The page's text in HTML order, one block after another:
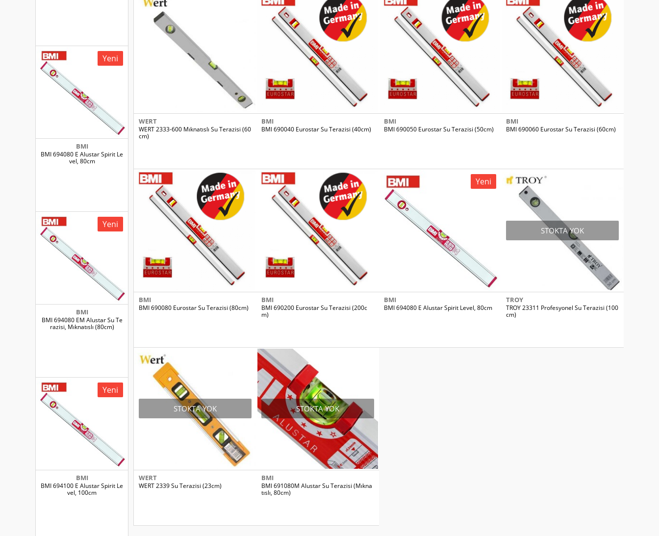
Yeni
BMI
BMI 694080 E Alustar Spirit Le
vel, 80cm
Yeni
BMI
BMI 694080 EM Alustar Su Te
razisi, Mıknatıslı (80cm)
Yeni
BMI
BMI 694100 E Alustar Spirit Le
vel, 100cm
WERT
WERT 2333-600 Mıknatıslı Su Terazisi (60
cm)
BMI
BMI 690040 Eurostar Su Terazisi (40cm)
BMI
BMI 690050 Eurostar Su Terazisi (50cm)
BMI
BMI 690060 Eurostar Su Terazisi (60cm)
BMI
BMI 690080 Eurostar Su Terazisi (80cm)
BMI
BMI 690200 Eurostar Su Terazisi (200c
m)
Yeni
BMI
BMI 694080 E Alustar Spirit Level, 80cm
STOKTA YOK
TROY
TROY 23311 Profesyonel Su Terazisi (100
cm)
STOKTA YOK
WERT
WERT 2339 Su Terazisi (23cm)
STOKTA YOK
BMI
BMI 691080M Alustar Su Terazisi (Mıkna
tıslı, 80cm)